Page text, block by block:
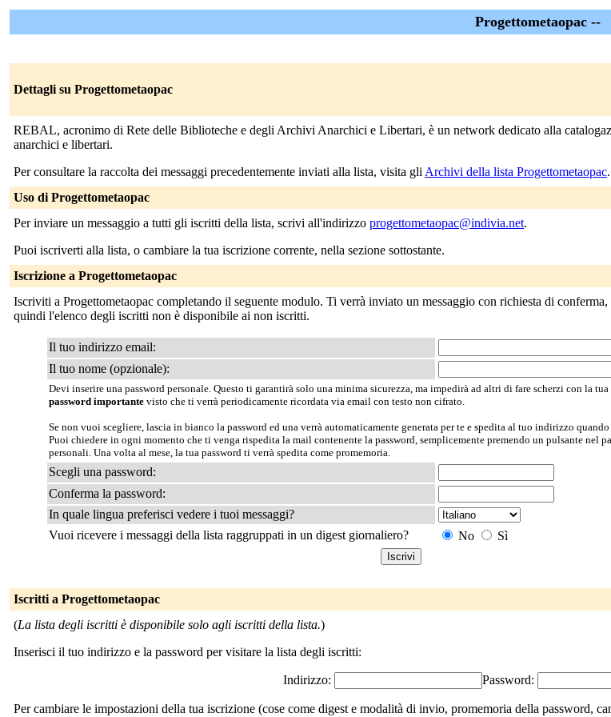
Progettometaopac --
Dettagli su Progettometaopac
REBAL, acronimo di Rete delle Biblioteche e degli Archivi Anarchici e Libertari, è un network dedicato alla
anarchici e libertari.
Per consultare la raccolta dei messaggi precedentemente inviati alla lista, visita gli Archivi della lista Progettometaopac
Uso di Progettometaopac
Per inviare un messaggio a tutti gli iscritti della lista, scrivi all'indirizzo progettometaopac@indivia.net.
Puoi iscriverti alla lista, o cambiare la tua iscrizione corrente, nella sezione sottostante.
Iscrizione a Progettometaopac
Iscriviti a Progettometaopac completando il seguente modulo. Ti verrà inviato un messaggio con richiesta di
quindi l'elenco degli iscritti non è disponibile ai non iscritti.
Il tuo indirizzo email:
Il tuo nome (opzionale):
Devi inserire una password personale. Questo ti garantirà solo una minima sicurezza, ma impedirà ad altri di fare scherzi con la
password importante visto che ti verrà periodicamente ricordata via email con testo non cifrato.
Se non vuoi scegliere, lascia in bianco la password ed una verrà automaticamente generata per te e spedita al tuo indirizzo
Puoi chiedere in ogni momento che ti venga rispedita la mail contenente la password, semplicemente premendo un pulsante nel
personali. Una volta al mese, la tua password ti verrà spedita come promemoria.
Scegli una password:
Conferma la password:
In quale lingua preferisci vedere i tuoi messaggi?
Vuoi ricevere i messaggi della lista raggruppati in un digest giornaliero?
No Sì
Iscritti a Progettometaopac
(La lista degli iscritti è disponibile solo agli iscritti della lista.)
Inserisci il tuo indirizzo e la password per visitare la lista degli iscritti:
Indirizzo: Password:
Per cambiare le impostazioni della tua iscrizione (cose come digest e modalità di invio, promemoria della password,